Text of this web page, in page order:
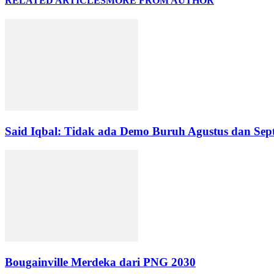
Said Iqbal: Tidak ada Demo Buruh Agustus dan
Bougainville Merdeka dari PNG 2030